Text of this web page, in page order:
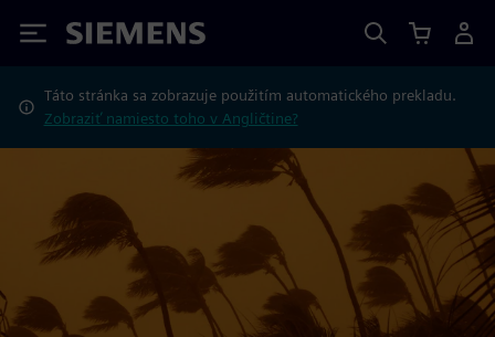
Siemens
Táto stránka sa zobrazuje použitím automatického prekladu.
Zobraziť namiesto toho v Angličtine?